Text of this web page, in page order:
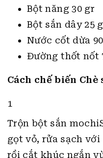
Bột năng 30 gr
Bột sắn dây 25
Nước cốt dừa
Đường thốt nốt
Cách chế biến Chè
1
Trộn bột sắn
gọt vỏ, rửa sạch với
rồi cắt khúc ngắn